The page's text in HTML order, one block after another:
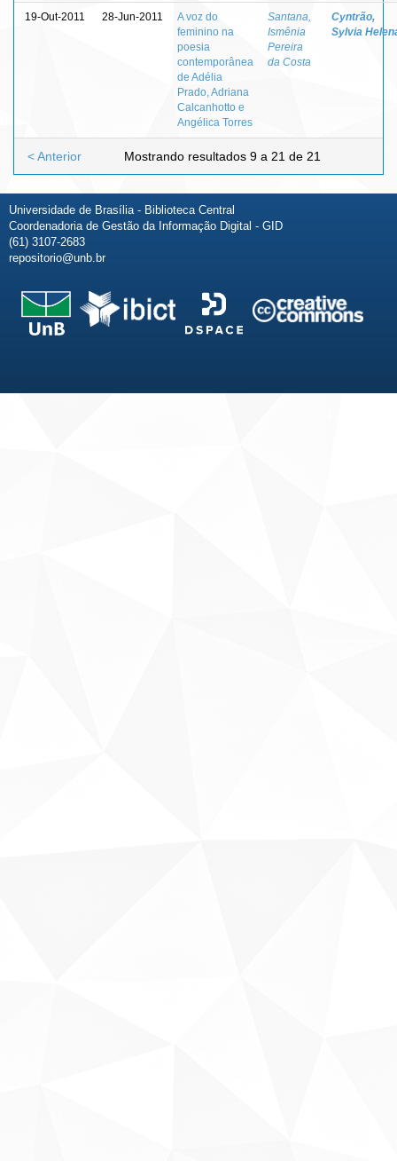
19-Out-2011 28-Jun-2011
A voz do
feminino na
poesia
contemporânea
de Adélia
Prado, Adriana
Calcanhotto e
Angélica Torres
Santana,
Ismênia
Pereira
da Costa
Cyntrão,
Sylvia
Mostrando resultados 9 a 21 de 21
< Anterior
Universidade de Brasília - Biblioteca Central
Coordenadoria de Gestão da Informação Digital - GID
(61) 3107-2683
repositorio@unb.br